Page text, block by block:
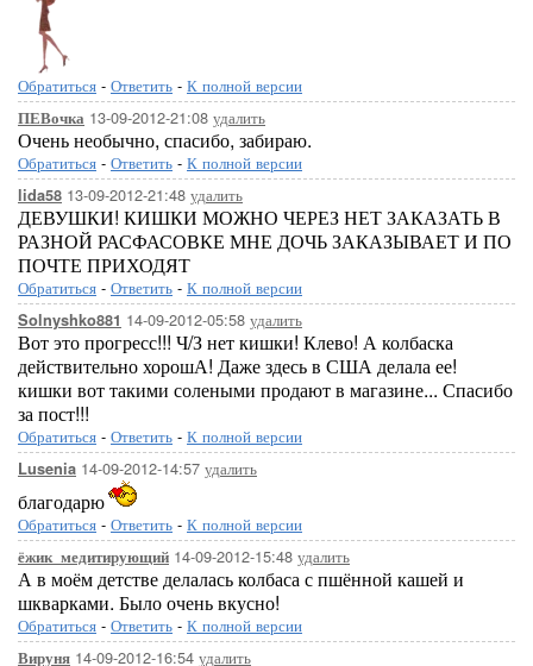
Обратиться - Ответить - К полной версии
ПЕВочка 13-09-2012-21:08 удалить
Очень необычно, спасибо, забираю.
Обратиться - Ответить - К полной версии
lida58 13-09-2012-21:48 удалить
ДЕВУШКИ! КИШКИ МОЖНО ЧЕРЕЗ НЕТ ЗАКАЗАТЬ В
РАЗНОЙ РАСФАСОВКЕ МНЕ ДОЧЬ ЗАКАЗЫВАЕТ И ПО
ПОЧТЕ ПРИХОДЯТ
Обратиться - Ответить - К полной версии
Solnyshko881 14-09-2012-05:58 удалить
Вот это прогресс!!! Ч/З нет кишки! Клево! А колбаска
действительно хорошА! Даже здесь в США делала ее!
кишки вот такими солеными продают в магазине... Спасибо
за пост!!!
Обратиться - Ответить - К полной версии
Lusenia 14-09-2012-14:57 удалить
благодарю
Обратиться - Ответить - К полной версии
ёжик_медитирующий 14-09-2012-15:48 удалить
А в моём детстве делалась колбаса с пшённой кашей и
шкварками. Было очень вкусно!
Обратиться - Ответить - К полной версии
Вируня 14-09-2012-16:54 удалить